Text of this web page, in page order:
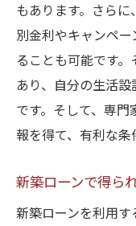
もあります。さら
別金利やキャンペ
ることも可能です
あり、自分の生活
です。そして、専
報を得て、有利な条
新築ローンで得ら
新築ローンを利用